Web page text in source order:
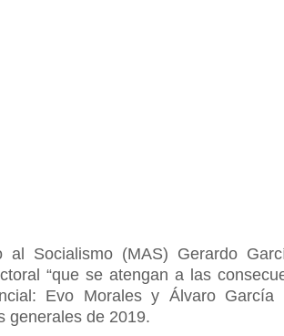
al Socialismo (MAS) Gerardo
“que se atengan a las
Evo Morales y Álvaro García
generales de 2019.